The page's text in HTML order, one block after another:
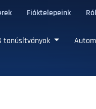
Fióktelepeink
tanúsítványok